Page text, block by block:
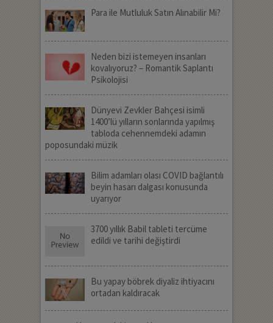
Para ile Mutluluk Satın Alınabilir Mi?
Neden bizi istemeyen insanları
kovalıyoruz? – Romantik Saplantı
Psikolojisi
Dünyevi Zevkler Bahçesi isimli
1400’lü yılların sonlarında yapılmış
tabloda cehennemdeki adamın
poposundaki müzik
Bilim adamları olası COVID bağlantılı
beyin hasarı dalgası konusunda
uyarıyor
3700 yıllık Babil tableti tercüme
edildi ve tarihi değiştirdi
Bu yapay böbrek diyaliz ihtiyacını
ortadan kaldıracak